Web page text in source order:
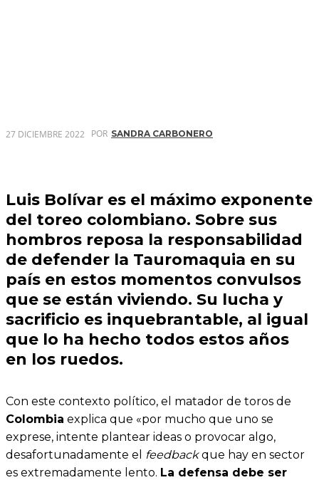
27 DICIEMBRE 2022 POR SANDRA CARBONERO
Luis Bolívar es el máximo exponente
del toreo colombiano. Sobre sus
hombros reposa la responsabilidad
de defender la Tauromaquia en su
país en estos momentos convulsos
que se están viviendo. Su lucha y
sacrificio es inquebrantable, al igual
que lo ha hecho todos estos años
en los ruedos.
Con este contexto político, el matador de toros de
Colombia explica que «por mucho que uno se
exprese, intente plantear ideas o provocar algo,
desafortunadamente el
feedbackque hay en sector
es extremadamente lento. La defensa debe ser